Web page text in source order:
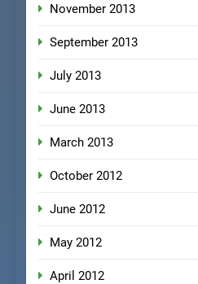
November 2013
September 2013
July 2013
June 2013
March 2013
October 2012
June 2012
May 2012
April 2012